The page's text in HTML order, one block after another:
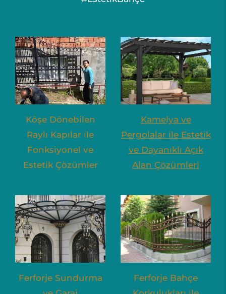
Köşe Dönebilen
Raylı Kapılar ile
Fonksiyonel ve
Estetik Çözümler
Kamelya ve
Pergolalar ile Estetik
ve Dayanıklı Açık
Alan Çözümleri
Ferforje Sundurma
Ferforje Bahçe